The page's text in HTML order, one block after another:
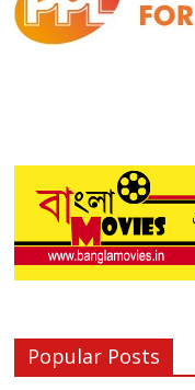
Popular Posts